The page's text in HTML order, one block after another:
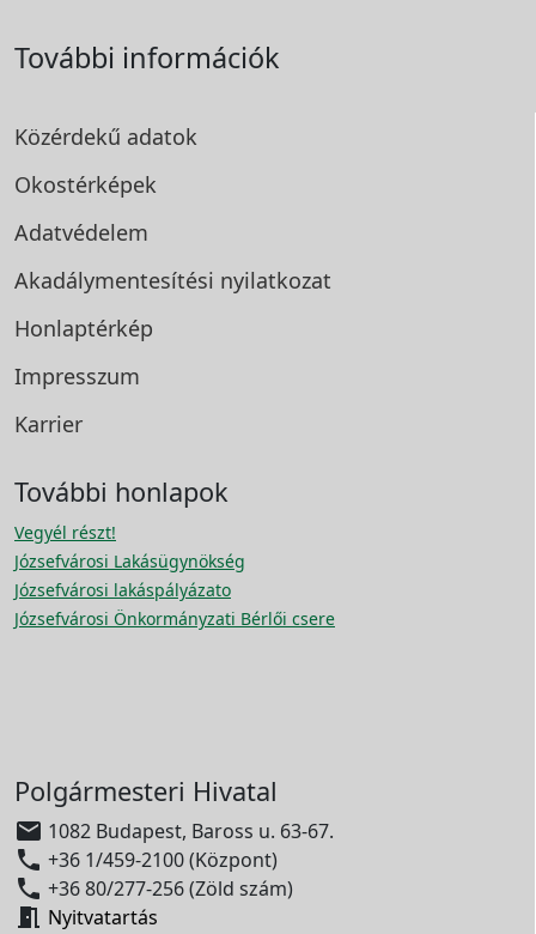
További információk
Közérdekű adatok
Okostérképek
Adatvédelem
Akadálymentesítési nyilatkozat
Honlaptérkép
Impresszum
Karrier
További honlapok
Vegyél részt!
Józsefvárosi Lakásügynökség
Józsefvárosi lakáspályázato
Józsefvárosi Önkormányzati Bérlői csere
Polgármesteri Hivatal
 1082 Budapest, Baross u. 63-67.
 +36 1/459-2100 (Központ)
 +36 80/277-256 (Zöld szám)
 Nyitvatartás